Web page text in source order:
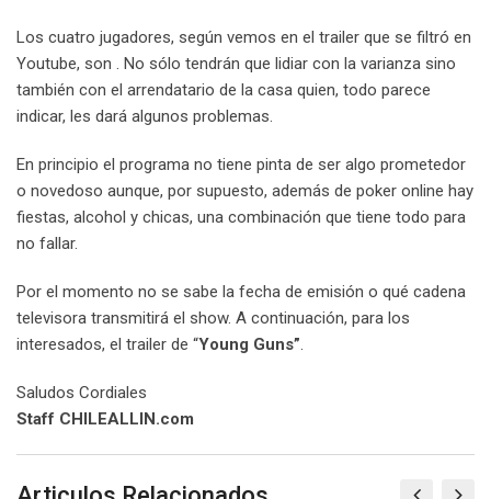
Los cuatro jugadores, según vemos en el trailer que se filtró en
Youtube, son . No sólo tendrán que lidiar con la varianza sino
también con el arrendatario de la casa quien, todo parece
indicar, les dará algunos problemas.
En principio el programa no tiene pinta de ser algo prometedor
o novedoso aunque, por supuesto, además de poker online hay
fiestas, alcohol y chicas, una combinación que tiene todo para
no fallar.
Por el momento no se sabe la fecha de emisión o qué cadena
televisora transmitirá el show. A continuación, para los
interesados, el trailer de “Young Guns”.
Saludos Cordiales
Staff CHILEALLIN.com